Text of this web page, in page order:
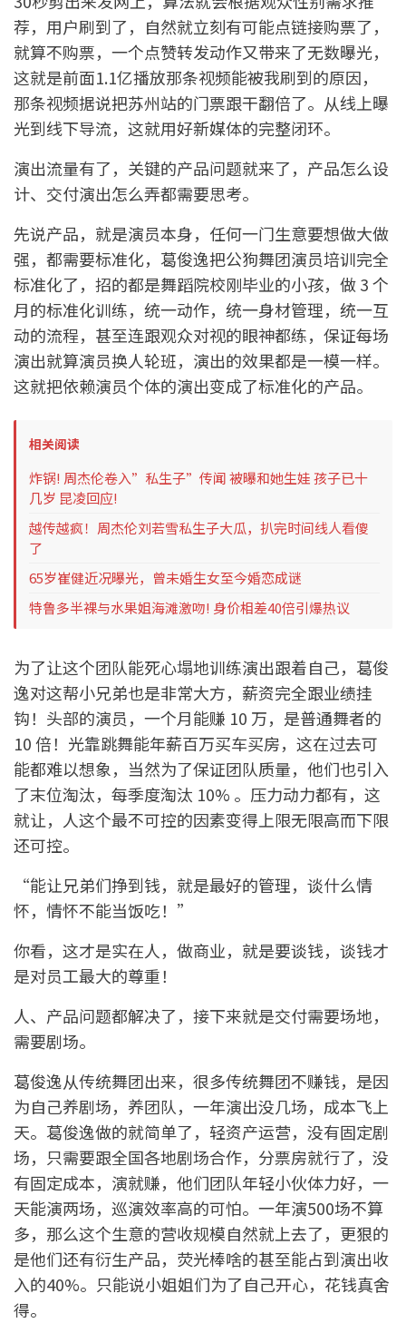
荐，用户刷到了，自然就立刻有可能点链接购票了，
就算不购票，一个点赞转发动作又带来了无数曝光，
这就是前面1.1亿播放那条视频能被我刷到的原因，
那条视频据说把苏州站的门票跟干翻倍了。从线上曝
光到线下导流，这就用好新媒体的完整闭环。
演出流量有了，关键的产品问题就来了，产品怎么设
计、交付演出怎么弄都需要思考。
先说产品，就是演员本身，任何一门生意要想做大做
强，都需要标准化，葛俊逸把公狗舞团演员培训完全
标准化了，招的都是舞蹈院校刚毕业的小孩，做 3 个
月的标准化训练，统一动作，统一身材管理，统一互
动的流程，甚至连跟观众对视的眼神都练，保证每场
演出就算演员换人轮班，演出的效果都是一模一样。
这就把依赖演员个体的演出变成了标准化的产品。
相关阅读
炸锅! 周杰伦卷入”私生子”传闻 被曝和她生娃 孩子已十
几岁 昆凌回应!
越传越疯！周杰伦刘若雪私生子大瓜，扒完时间线人看傻
了
65岁崔健近况曝光，曾未婚生女至今婚恋成谜
特鲁多半裸与水果姐海滩激吻! 身价相差40倍引爆热议
为了让这个团队能死心塌地训练演出跟着自己，葛俊
逸对这帮小兄弟也是非常大方，薪资完全跟业绩挂
钩！头部的演员，一个月能赚 10 万，是普通舞者的
10 倍！光靠跳舞能年薪百万买车买房，这在过去可
能都难以想象，当然为了保证团队质量，他们也引入
了末位淘汰，每季度淘汰 10% 。压力动力都有，这
就让，人这个最不可控的因素变得上限无限高而下限
还可控。
“能让兄弟们挣到钱，就是最好的管理，谈什么情
怀，情怀不能当饭吃！”
你看，这才是实在人，做商业，就是要谈钱，谈钱才
是对员工最大的尊重！
人、产品问题都解决了，接下来就是交付需要场地，
需要剧场。
葛俊逸从传统舞团出来，很多传统舞团不赚钱，是因
为自己养剧场，养团队，一年演出没几场，成本飞上
天。葛俊逸做的就简单了，轻资产运营，没有固定剧
场，只需要跟全国各地剧场合作，分票房就行了，没
有固定成本，演就赚，他们团队年轻小伙体力好，一
天能演两场，巡演效率高的可怕。一年演500场不算
多，那么这个生意的营收规模自然就上去了，更狠的
是他们还有衍生产品，荧光棒啥的甚至能占到演出收
入的40%。只能说小姐姐们为了自己开心，花钱真舍
得。